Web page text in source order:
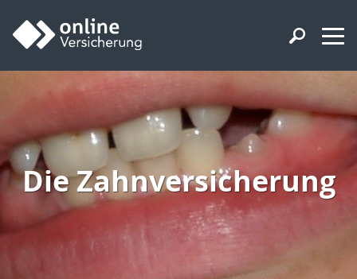
Die Zahnversicherung